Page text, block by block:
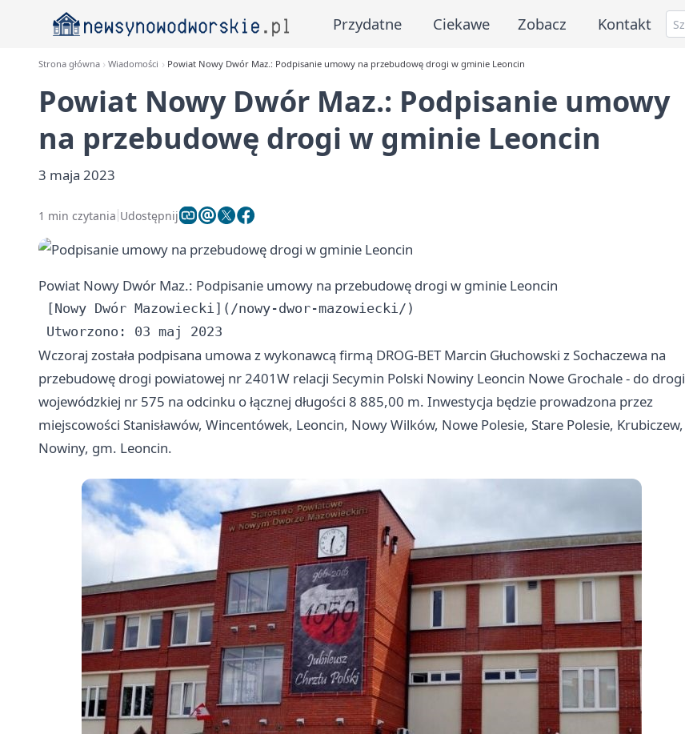
Przydatne Ciekawe Zobacz Kontakt
Strona główna Wiadomości Powiat Nowy Dwór Maz.: Podpisanie umowy na przebudowę drogi w gminie Leoncin
Powiat Nowy Dwór Maz.: Podpisanie umowy
na przebudowę drogi w gminie Leoncin
3 maja 2023
1 min czytania Udostępnij
Powiat Nowy Dwór Maz.: Podpisanie umowy na przebudowę drogi w gminie Leoncin
[Nowy Dwór Mazowiecki](/nowy-dwor-mazowiecki/)
Wczoraj została podpisana umowa z wykonawcą firmą DROG-BET Marcin Głuchowski z Sochaczewa na
przebudowę drogi powiatowej nr 2401W relacji Secymin Polski Nowiny Leoncin Nowe Grochale - do drogi
wojewódzkiej nr 575 na odcinku o łącznej długości 8 885,00 m. Inwestycja będzie prowadzona przez
miejscowości Stanisławów, Wincentówek, Leoncin, Nowy Wilków, Nowe Polesie, Stare Polesie, Krubiczew,
Nowiny, gm. Leoncin.